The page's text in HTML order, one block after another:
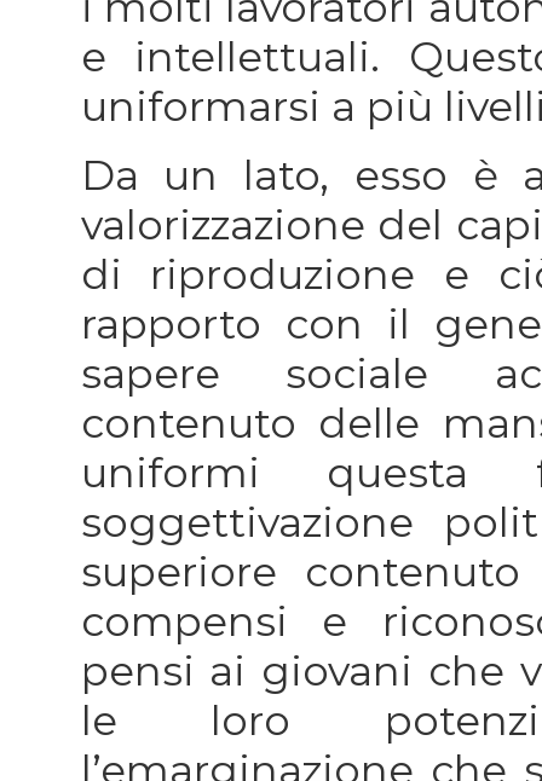
e intellettuali.
uniformarsi a più
Da un lato, esso è
valorizzazione del
di riproduzione e
rapporto con il
sapere sociale
contenuto delle
uniformi questa
soggettivazione
superiore
compensi e
pensi ai giovani che
le loro
l’emarginazione